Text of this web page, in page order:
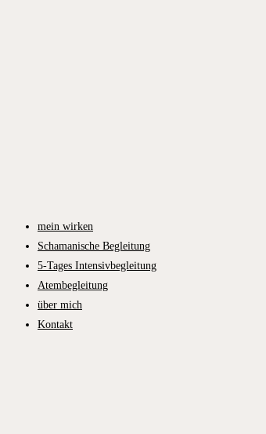
mein wirken
Schamanische Begleitung
5-Tages Intensivbegleitung
Atembegleitung
über mich
Kontakt